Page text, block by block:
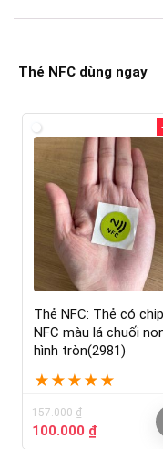
Thẻ NFC dùng ngay
Thẻ NFC: Thẻ có chip
NFC màu lá chuối
hình tròn(2981)
★ ★ ★ ★ ★
157.000₫
100.000 ₫